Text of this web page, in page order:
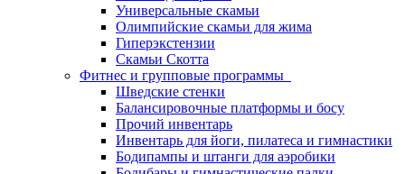
Универсальные скамьи
Олимпийские скамьи для жима
Гиперэкстензии
Скамьи Скотта
Фитнес и групповые программы
Шведские стенки
Балансировочные платформы и босу
Прочий инвентарь
Инвентарь для йоги, пилатеса и гимнастики
Бодипампы и штанги для аэробики